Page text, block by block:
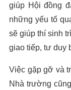
giúp Hội đồng
những yếu tố
sẽ giúp thí sinh
giao tiếp, tư duy
Việc gặp gỡ và
Nhà trường